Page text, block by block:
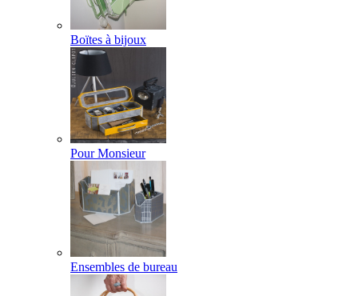
Boïtes à bijoux
Pour Monsieur
Ensembles de bureau